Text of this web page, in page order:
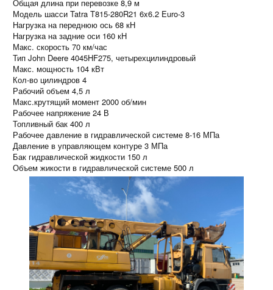
Общая длина при перевозке 8,9 м
Модель шасси Tatra T815-280R21 6x6.2 Euro-3
Нагрузка на переднюю ось 68 кН
Нагрузка на задние оси 160 кН
Макс. скорость 70 км/час
Тип John Deere 4045HF275, четырехцилиндровый
Макс. мощность 104 кВт
Кол-во цилиндров 4
Рабочий объем 4,5 л
Макс.крутящий момент 2000 об/мин
Рабочее напряжение 24 В
Топливный бак 400 л
Рабочее давление в гидравлической системе 8-16 МПа
Давление в управляющем контуре 3 МПа
Бак гидравлической жидкости 150 л
Объем жикости в гидравлической системе 500 л